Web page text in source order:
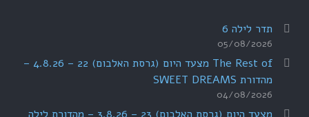
תדר לילה 6
05/08/2026
The Rest of מצעד היום (גרסת האלבום) 22 – 4.8.26 –
מהדורת SWEET DREAMS
04/08/2026